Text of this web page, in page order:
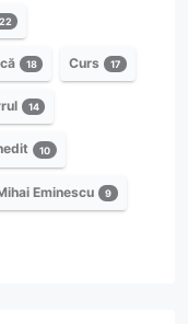
22
18 Curs 17
14
10
Eminescu 9